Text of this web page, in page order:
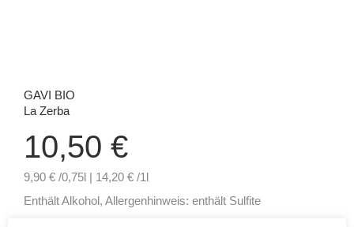
GAVI BIO
La Zerba
10,50 €
9,90 € /0,75l | 14,20 € /1l
Enthält Alkohol, Allergenhinweis: enthält Sulfite